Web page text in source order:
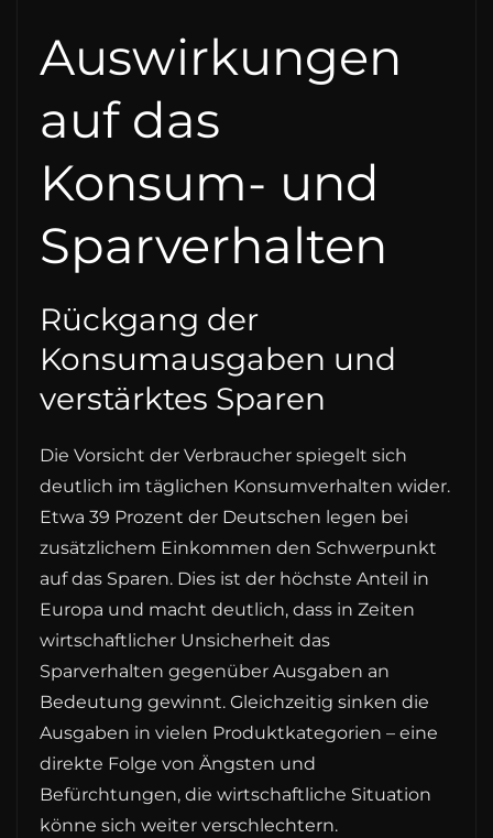
Auswirkungen
auf das
Konsum- und
Sparverhalten
Rückgang der
Konsumausgaben und
verstärktes Sparen
Die Vorsicht der Verbraucher spiegelt sich
deutlich im täglichen Konsumverhalten wider.
Etwa 39 Prozent der Deutschen legen bei
zusätzlichem Einkommen den Schwerpunkt
auf das Sparen. Dies ist der höchste Anteil in
Europa und macht deutlich, dass in Zeiten
wirtschaftlicher Unsicherheit das
Sparverhalten gegenüber Ausgaben an
Bedeutung gewinnt. Gleichzeitig sinken die
Ausgaben in vielen Produktkategorien – eine
direkte Folge von Ängsten und
Befürchtungen, die wirtschaftliche Situation
könne sich weiter verschlechtern.